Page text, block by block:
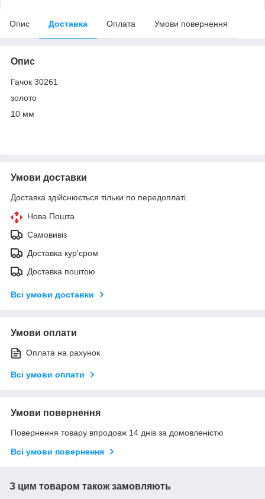
Опис Доставка Оплата Умови повернення
Опис
Гачок 30261
золото
10 мм
Умови доставки
Доставка здійснюється тільки по передоплаті.
Нова Пошта
Самовивіз
Доставка кур'єром
Доставка поштою
Всі умови доставки
Умови оплати
Оплата на рахунок
Всі умови оплати
Умови повернення
Повернення товару впродовж 14 днів за домовленістю
Всі умови повернення
З цим товаром також замовляють